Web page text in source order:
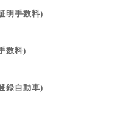
明手数料)
数料)
録自動車)